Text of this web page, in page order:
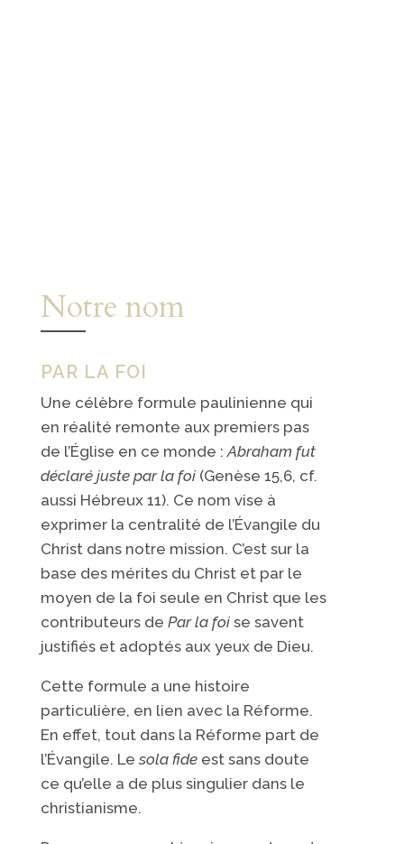
Notre nom
PAR LA FOI
Une célèbre formule paulinienne qui
en réalité remonte aux premiers pas
de l’Église en ce monde :Abraham fut
déclaré juste par la foi(Genèse 15,6, cf.
aussi Hébreux 11). Ce nom vise à
exprimer la centralité de l’Évangile du
Christ dans notre mission. C’est sur la
base des mérites du Christ et par le
moyen de la foi seule en Christ que les
contributeurs de Par la foi se savent
justifiés et adoptés aux yeux de Dieu.
Cette formule a une histoire
particulière, en lien avec la Réforme.
En effet, tout dans la Réforme part de
l’Évangile. Lesola fide est sans doute
ce qu’elle a de plus singulier dans le
christianisme.